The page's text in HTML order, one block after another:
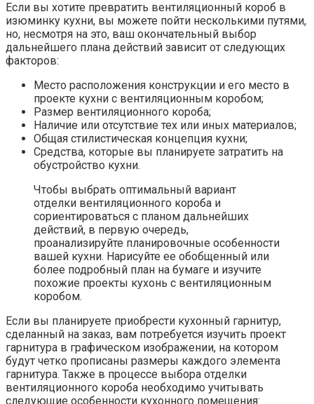
Если вы хотите превратить вентиляционный короб в
изюминку кухни, вы можете пойти несколькими путями,
но, несмотря на это, ваш окончательный выбор
дальнейшего плана действий зависит от следующих
факторов:
Место расположения конструкции и его место в
проекте кухни с вентиляционным коробом;
Размер вентиляционного короба;
Наличие или отсутствие тех или иных материалов;
Общая стилистическая концепция кухни;
Средства, которые вы планируете затратить на
обустройство кухни.
Чтобы выбрать оптимальный вариант
отделки вентиляционного короба и
сориентироваться с планом дальнейших
действий, в первую очередь,
проанализируйте планировочные особенности
вашей кухни. Нарисуйте ее обобщенный или
более подробный план на бумаге и изучите
похожие проекты кухонь с вентиляционным
коробом.
Если вы планируете приобрести кухонный гарнитур,
сделанный на заказ, вам потребуется изучить проект
гарнитура в графическом изображении, на котором
будут четко прописаны размеры каждого элемента
гарнитура. Также в процессе выбора отделки
вентиляционного короба необходимо учитывать
следующие особенности кухонного помещения: